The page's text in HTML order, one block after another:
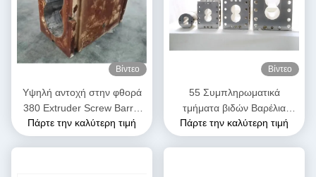
Βίντεο
Υψηλή αντοχή στην φθορά
380 Extruder Screw Barrel
Combi Barrels για
πετροχημικά
Πάρτε την καλύτερη τιμή
Βίντεο
55 Συμπληρωματικά
τμήματα βιδών Βαρέλια
εκχυλίσματος Υψηλή αντοχή
σε αποσβέσεις Σταθερό για
Πάρτε την καλύτερη τιμή